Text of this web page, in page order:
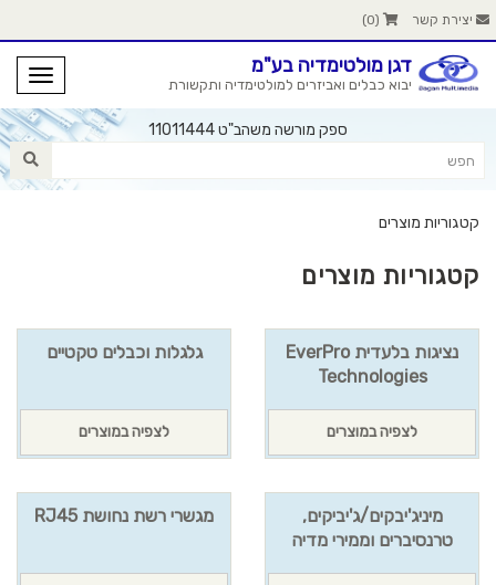
יצירת קשר (
0
)
דגן מולטימדיה בע"מ
יבוא כבלים ואביזרים למולטימדיה ותקשורת
ספק מורשה משהב"ט 11011444
קטגוריות מוצרים
קטגוריות מוצרים
נציגות בלעדית EverPro
Technologies
לצפיה במוצרים
גלגלות וכבלים טקטיים
לצפיה במוצרים
מיניג'יבקים/ג'יביקים,
טרנסיברים וממירי מדיה
מגשרי רשת נחושת RJ45